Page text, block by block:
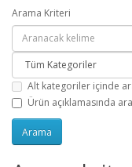
Arama Kriteri
Alt kategoriler içinde
Ürün açıklamasında